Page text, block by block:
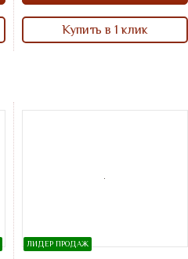
Купить в 1 клик
ЛИДЕР ПРОДАЖ